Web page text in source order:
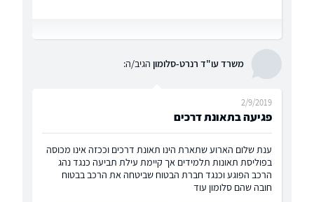
משרד עו"ד רנרט-סלומון הגיב/ה:
פגיעה בתאונת דרכים
2/9/2019
ענת שלום הארוע שתארת הינו תאונת דרכים וככזה אינו מכוסה
בפוליסת תאונות תלמידים אך קיימת עילת תביעה כנגד נהג
הרכב הפוגע וכנגד חברת הבטוח שביטחה את הרכב בבטוח
חובה שהם סלומון עוד